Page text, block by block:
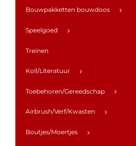
Bouwpakketten bouwdoos
Speelgoed
Treinen
Koll/Literatuur
Toebehoren/Gereedschap
Airbrush/Verf/Kwasten
Boutjes/Moertjes